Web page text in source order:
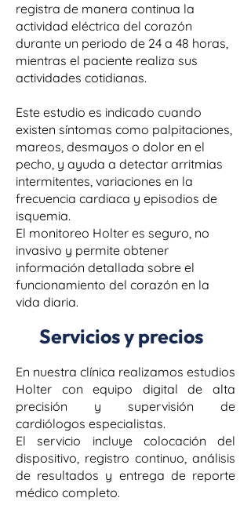
registra de manera continua la
actividad eléctrica del corazón
durante un periodo de 24 a 48 horas,
mientras el paciente realiza sus
actividades cotidianas.
Este estudio es indicado cuando
existen síntomas como palpitaciones,
mareos, desmayos o dolor en el
pecho, y ayuda a detectar arritmias
intermitentes, variaciones en la
frecuencia cardiaca y episodios de
isquemia.
El monitoreo Holter es seguro, no
invasivo y permite obtener
información detallada sobre el
funcionamiento del corazón en la
vida diaria.
Servicios y precios
En nuestra clínica realizamos estudios
Holter con equipo digital de alta
precisión y supervisión de
cardiólogos especialistas.
El servicio incluye colocación del
dispositivo, registro continuo, análisis
de resultados y entrega de reporte
médico completo.